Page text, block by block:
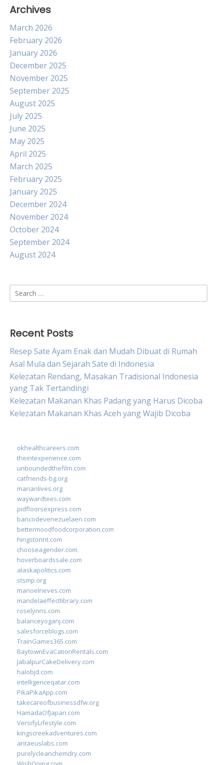
Archives
March 2026
February 2026
January 2026
December 2025
November 2025
September 2025
August 2025
July 2025
June 2025
May 2025
April 2025
March 2025
February 2025
January 2025
December 2024
November 2024
October 2024
September 2024
August 2024
Search
for:
Recent Posts
Resep Sate Ayam Enak dan Mudah Dibuat di Rumah
Asal Mula dan Sejarah Sate di Indonesia
Kelezatan Rendang, Masakan Tradisional Indonesia
yang Tak Tertandingi
Kelezatan Makanan Khas Padang yang Harus Dicoba
Kelezatan Makanan Khas Aceh yang Wajib Dicoba
okhealthcareers.com
theintexperience.com
unboundedthefilm.com
catfriends-bg.org
marianlives.org
waywardtees.com
pidfloorsexpress.com
bancodevenezuelaen.com
bettermoodfoodcorporation.com
hingstonnt.com
chooseagender.com
hoverboardssale.com
alaskapolitics.com
stsmp.org
manoelneves.com
mandelaeffectlibrary.com
roselynns.com
balanceyoganj.com
salesforceblogs.com
TrainGames365.com
BaytownEvaCationRentals.com
JabalpurCakeDelivery.com
halobjd.com
intelligenceqatar.com
PikaPikaApp.com
takecareofbusinessdfw.org
HamadaOfJapan.com
VersifyLifestyle.com
kingscreekadventures.com
antaeuslabs.com
purelycleanchemdry.com